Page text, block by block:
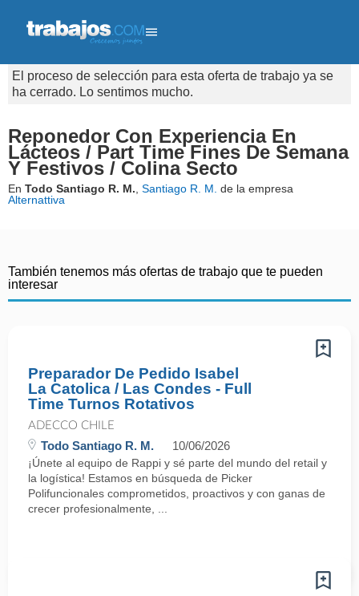
El proceso de selección para esta oferta de trabajo ya se
ha cerrado. Lo sentimos mucho.
Reponedor Con Experiencia En
Lácteos / Part Time Fines De Semana
Y Festivos / Colina Secto
En Todo Santiago R. M. Santiago R. M. de la empresa
Alternattiva
También tenemos más ofertas de trabajo que te pueden
interesar
Preparador De Pedido Isabel
La Catolica / Las Condes - Full
Time Turnos Rotativos
ADECCO CHILE
Todo Santiago R. M. 10/06/2026
¡Únete al equipo de Rappi y sé parte del mundo del retail y
la logística! Estamos en búsqueda de Picker
Polifuncionales comprometidos, proactivos y con ganas de
crecer profesionalmente, ...